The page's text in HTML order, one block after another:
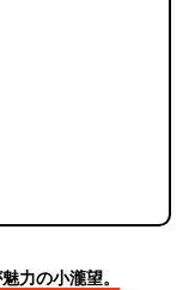
力の小瀧望。